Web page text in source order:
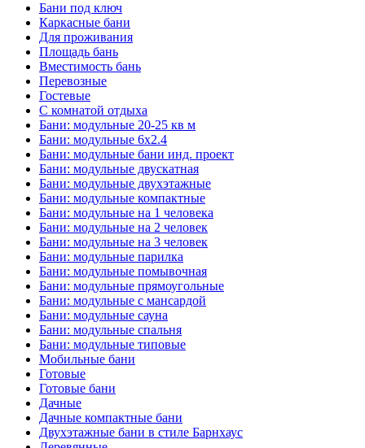
Бани под ключ
Каркасные бани
Для проживания
Площадь бань
Вместимость бань
Перевозные
Гостевые
С комнатой отдыха
Бани: модульные 20-25 кв м
Бани: модульные 6x2.4
Бани: модульные бани инд. проект
Бани: модульные двускатная
Бани: модульные двухэтажные
Бани: модульные компактные
Бани: модульные на 1 человека
Бани: модульные на 2 человек
Бани: модульные на 3 человек
Бани: модульные парилка
Бани: модульные помывочная
Бани: модульные прямоугольные
Бани: модульные с мансардой
Бани: модульные сауна
Бани: модульные спальня
Бани: модульные типовые
Мобильные бани
Готовые
Готовые бани
Дачные
Дачные компактные бани
Двухэтажные бани в стиле Барнхаус